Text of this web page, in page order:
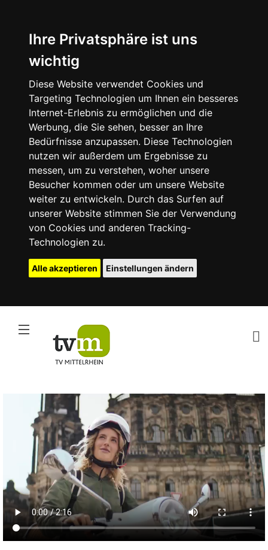
Ihre Privatsphäre ist uns
wichtig
Diese Website verwendet Cookies und
Targeting Technologien um Ihnen ein besseres
Internet-Erlebnis zu ermöglichen und die
Werbung, die Sie sehen, besser an Ihre
Bedürfnisse anzupassen. Diese Technologien
nutzen wir außerdem um Ergebnisse zu
messen, um zu verstehen, woher unsere
Besucher kommen oder um unsere Website
weiter zu entwickeln. Durch das Surfen auf
unserer Website stimmen Sie der Verwendung
von Cookies und anderen Tracking-
Technologien zu.
Alle akzeptieren Einstellungen ändern